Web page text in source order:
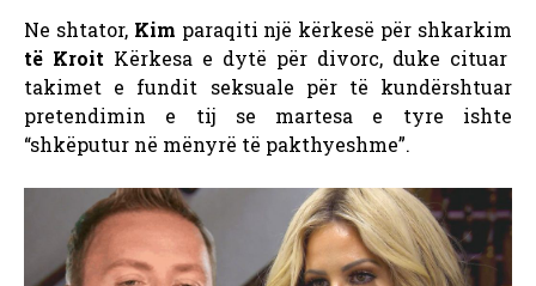
Ne shtator, Kim paraqiti një kërkesë për shkarkim
të Kroit Kërkesa e dytë për divorc, duke cituar
takimet e fundit seksuale për të kundërshtuar
pretendimin e tij se martesa e tyre ishte
“shkëputur në mënyrë të pakthyeshme”.